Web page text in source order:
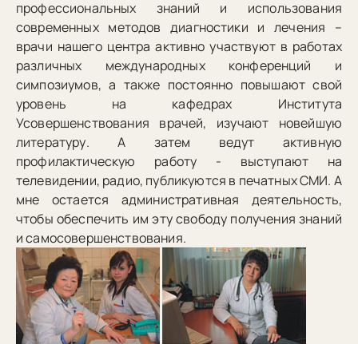
профессиональных знаний и использования
современных методов диагностики и лечения –
врачи нашего центра активно участвуют в работах
различных международных конференций и
симпозиумов, а также постоянно повышают свой
уровень на кафедрах Института
Усовершенствования врачей, изучают новейшую
литературу. А затем ведут активную
профилактическую работу - выступают на
телевидении, радио, публикуются в печатных СМИ. А
мне остается административная деятельность,
чтобы обеспечить им эту свободу получения знаний
и самосовершенствования.